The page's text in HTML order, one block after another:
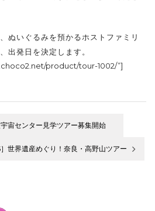
ぬいぐるみを預かるホストファミリ
出発日を決定します。
product/tour-1002/”]
宇宙センター見学ツアー募集開始
世界遺産めぐり！奈良・高野山ツアー